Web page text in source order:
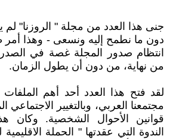
جنى هذا العدد من مجلة " الروزنا" لم
دون ما نطمح إليه ونسعى - وهذا
انتظام صدور المجلة غصة في
من نهاية، من دون أن يطول الزمان.
لقد فتح هذا العدد أحد أهم
مجتمعنا العربي، وبالتغيير الاجتماعي
قوانين الأحوال الشخصية. وكان
الندوة التي عقدتها " الحملة